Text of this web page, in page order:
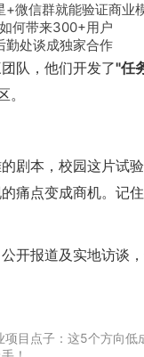
+微信群就能验证商业
何带来300+用户
勤处谈成独家合作
队，他们开发了"任
剧本，校园这片试
痛点变成商机。记
公开报道及实地访谈
项目点子：这5个方向低